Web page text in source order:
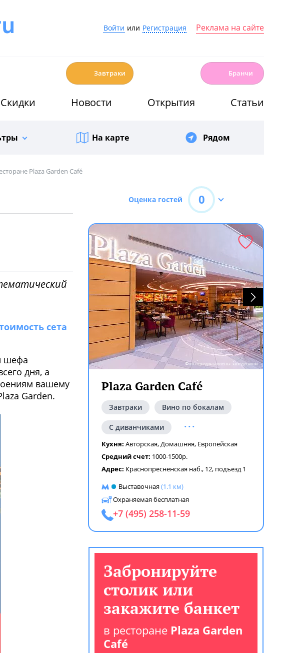
Войти или Регистрация Реклама на сайте
Завтраки Бранчи
Скидки Новости Открытия Статьи
На карте Рядом
Plaza Garden Café
сета
шефа
дня, а
вашему
Garden.
Оценка гостей 0
Фото предоставлены заведением
Plaza Garden Café
Завтраки Вино по бокалам
С диванчиками ...
Кухня: Авторская,Домашняя, Европейская
Средний счет: 1000-1500р.
Адрес: Краснопресненская наб., 12, подъезд 1
Выставочная(1.1 км)
Охраняемая бесплатная
+7 (495) 258-11-59
Забронируйте
столик или
закажите банкет
в ресторане Plaza Garden
Café